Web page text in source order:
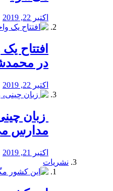
اکتبر 22, 2019
افتتاح
در
اکتبر 22, 2019
زبان
مدارس
اکتبر 21, 2019
نشریات